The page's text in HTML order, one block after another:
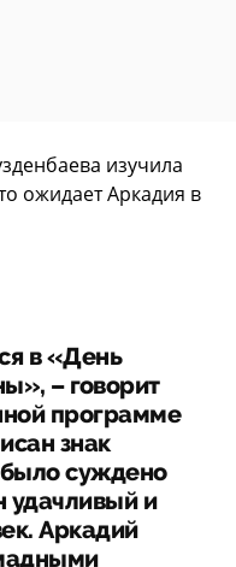
изучила
ожидает Аркадия в
в «День
– говорит
программе
знак
суждено
удачливый и
Аркадий